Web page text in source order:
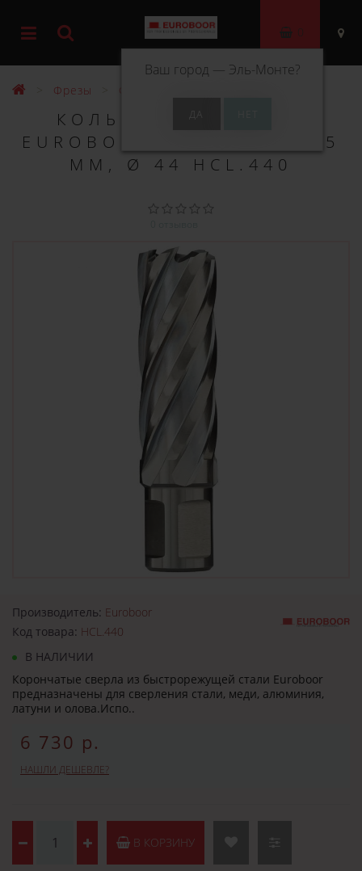
Ваш город — Эль-Монте?
0
Фрезы Фрезы HSS 55 мм
КОЛЬЦЕВОЕ СВЕРЛО
EUROBOOR HSS ДЛИНА 55
ММ, Ø 44 HCL.440
Производитель: Euroboor
Код товара: HCL.440
В НАЛИЧИИ
Корончатые сверла из быстрорежущей стали Euroboor
предназначены для сверления стали, меди, алюминия,
латуни и олова.Испо..
6 730 р.
НАШЛИ ДЕШЕВЛЕ?
В КОРЗИНУ